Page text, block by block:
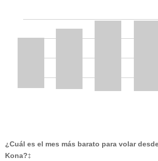
¿Cuál es el mes más barato para volar
Kona?‡